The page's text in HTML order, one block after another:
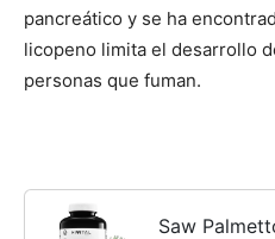
pancreático y se ha
licopeno limita el desarrollo
personas que fuman.
Saw